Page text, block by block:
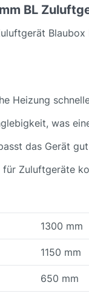
BL
Heizung
was
das Gerät
Zuluftgeräte
1300 mm
1150 mm
650 mm